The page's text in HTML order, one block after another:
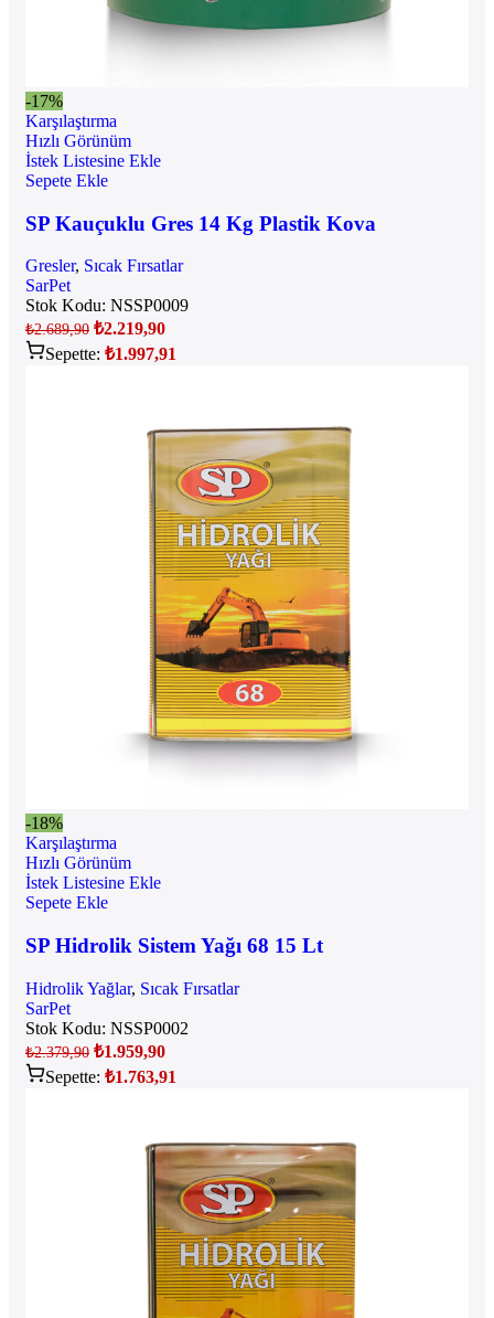
-17%
Karşılaştırma
Hızlı Görünüm
İstek Listesine Ekle
Sepete Ekle
SP Kauçuklu Gres 14 Kg Plastik Kova
Gresler, Sıcak Fırsatlar
SarPet
Stok Kodu: NSSP0009
₺2.689,90 ₺2.219,90
Sepette: ₺1.997,91
-18%
Karşılaştırma
Hızlı Görünüm
İstek Listesine Ekle
Sepete Ekle
SP Hidrolik Sistem Yağı 68 15 Lt
Hidrolik Yağlar, Sıcak Fırsatlar
SarPet
Stok Kodu: NSSP0002
₺2.379,90 ₺1.959,90
Sepette: ₺1.763,91